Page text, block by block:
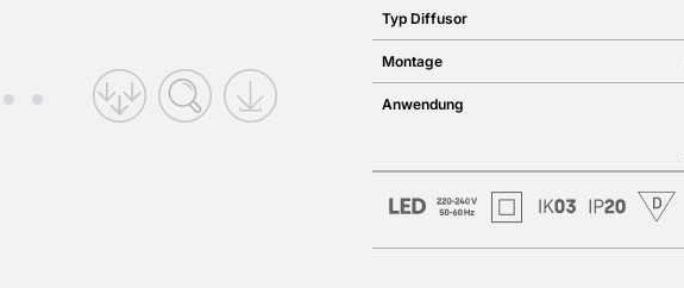
Typ Diffusor
Montage
Anwendung